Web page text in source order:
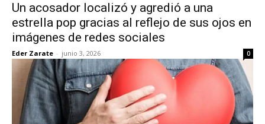
Un acosador localizó y agredió a una
estrella pop gracias al reflejo de sus ojos en
imágenes de redes sociales
Eder Zarate - junio 3, 2026 0